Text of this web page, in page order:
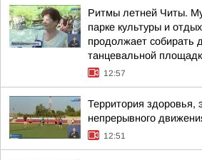
Ритмы летней Читы.
парке культуры и
продолжает собирать
танцевальной
12:57
Территория здоровья,
непрерывного
12:51